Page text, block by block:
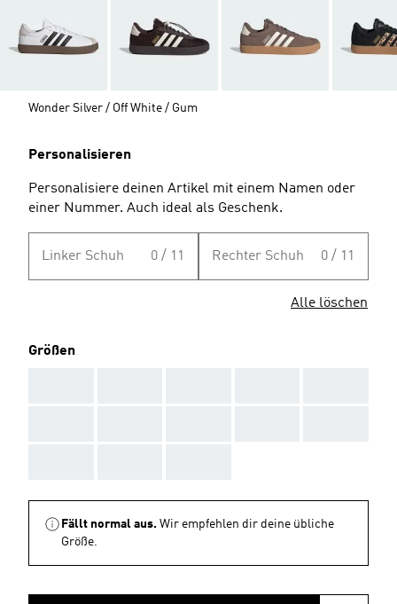
Wonder Silver / Off White / Gum
Personalisieren
Personalisiere deinen Artikel mit einem Namen oder
einer Nummer. Auch ideal als Geschenk.
Linker Schuh 0 / 11 Rechter Schuh 0 / 11
Alle löschen
Größen
Fällt normal aus. Wir empfehlen dir deine übliche
Größe.